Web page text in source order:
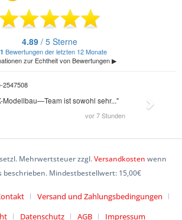
Mehrwertsteuer zzgl.Versandkosten wenn
beschrieben. Mindestbestellwert: 15,00€
Versand und Zahlungsbedingungen
Datenschutz AGB Impressum